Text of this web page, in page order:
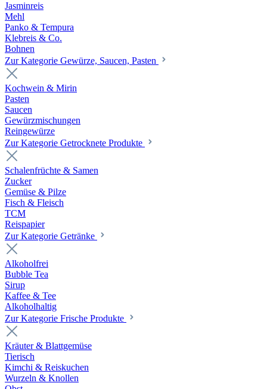
Jasminreis
Mehl
Panko & Tempura
Klebreis & Co.
Bohnen
Zur Kategorie Gewürze, Saucen, Pasten
Kochwein & Mirin
Pasten
Saucen
Gewürzmischungen
Reingewürze
Zur Kategorie Getrocknete Produkte
Schalenfrüchte & Samen
Zucker
Gemüse & Pilze
Fisch & Fleisch
TCM
Reispapier
Zur Kategorie Getränke
Alkoholfrei
Bubble Tea
Sirup
Kaffee & Tee
Alkoholhaltig
Zur Kategorie Frische Produkte
Kräuter & Blattgemüse
Tierisch
Kimchi & Reiskuchen
Wurzeln & Knollen